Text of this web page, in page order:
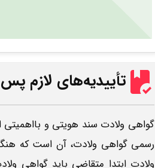
تأییدیه‌های لازم
گواهی ولادت سند هویتی و
رسمی گواهی ولادت، آن است که
ولادت ابتدا متقاضی باید گواهی